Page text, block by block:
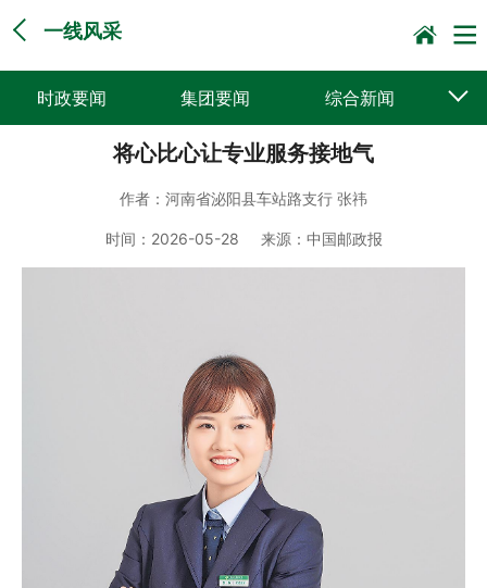
一线风采
时政要闻 集团要闻 综合新闻
党建动态 普遍服务
企业文化 一线风采
将心比心让专业服务接地气
作者： 河南省泌阳县车站路支行 张祎
时间： 2026-05-28 来源： 中国邮政报